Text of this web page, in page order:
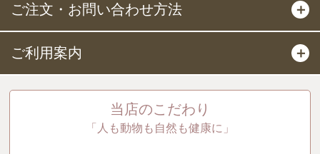
ご注文・お問い合わせ方法 ＋
ご利用案内 ＋
当店のこだわり
「人も動物も自然も健康に」